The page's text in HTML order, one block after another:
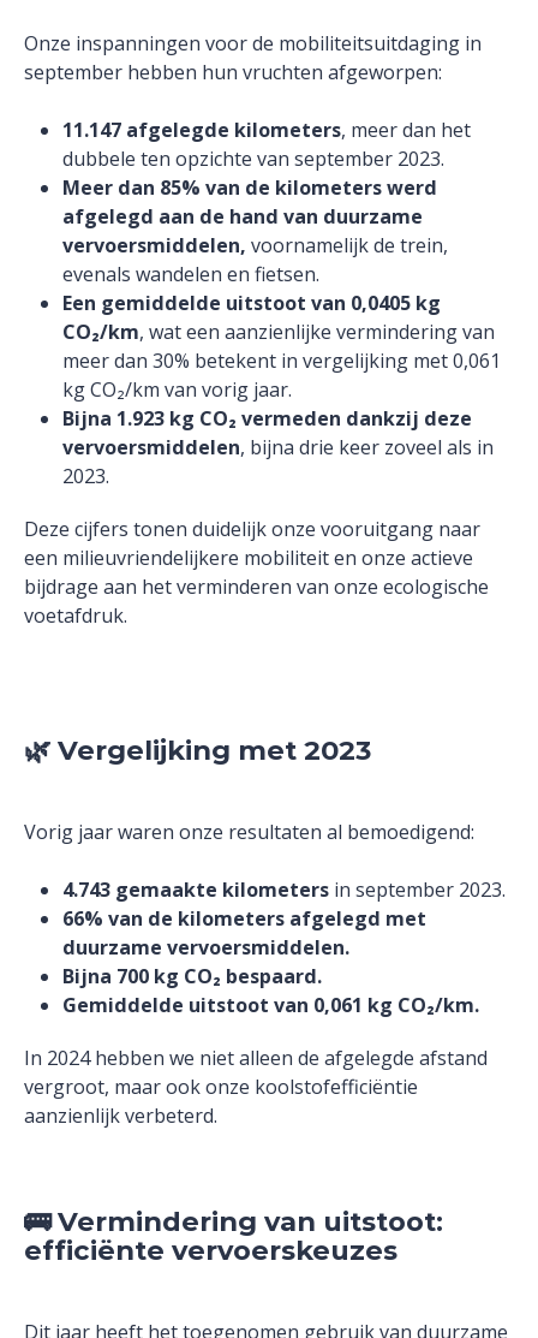
Onze inspanningen voor de mobiliteitsuitdaging in
september hebben hun vruchten afgeworpen:
11.147 afgelegde kilometers, meer dan het
dubbele ten opzichte van september 2023.
Meer dan 85% van de kilometers werd
afgelegd aan de hand van duurzame
vervoersmiddelen, voornamelijk de trein,
evenals wandelen en fietsen.
Een gemiddelde uitstoot van 0,0405 kg
CO₂/km, wat een aanzienlijke vermindering van
meer dan 30% betekent in vergelijking met 0,061
kg CO₂/km van vorig jaar.
Bijna 1.923 kg CO₂ vermeden dankzij deze
vervoersmiddelen, bijna drie keer zoveel als in
2023.
Deze cijfers tonen duidelijk onze vooruitgang naar
een milieuvriendelijkere mobiliteit en onze actieve
bijdrage aan het verminderen van onze ecologische
voetafdruk.
🌿 Vergelijking met 2023
Vorig jaar waren onze resultaten al bemoedigend:
4.743 gemaakte kilometers in september 2023.
66% van de kilometers afgelegd met
duurzame vervoersmiddelen.
Bijna 700 kg CO₂ bespaard.
Gemiddelde uitstoot van 0,061 kg CO₂/km.
In 2024 hebben we niet alleen de afgelegde afstand
vergroot, maar ook onze koolstofefficiëntie
aanzienlijk verbeterd.
🚌Vermindering van uitstoot:
efficiënte vervoerskeuzes
Dit jaar heeft het toegenomen gebruik van duurzame